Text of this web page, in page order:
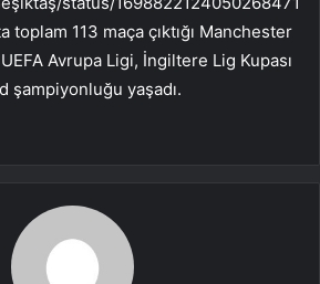
toplam 113 maça çıktığı Manchester
Avrupa Ligi, İngiltere Lig Kupası
şampiyonluğu yaşadı.